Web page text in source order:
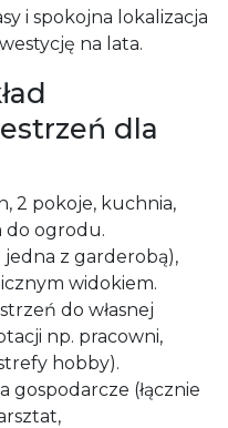
i spokojna lokalizacja
na lata.
dla
2 pokoje, kuchnia,
do ogrodu.
jedna z garderobą),
widokiem.
do własnej
np. pracowni,
hobby).
gospodarcze (łącznie